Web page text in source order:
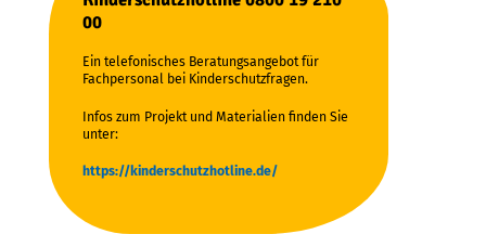
00
Ein te­le­fo­ni­sches Be­ra­tungs­an­ge­bot für
Fach­per­so­nal bei Kin­der­schutz­fra­gen.
Infos zum Projekt und Materialien finden Sie
unter:
https://kinderschutzhotline.de/